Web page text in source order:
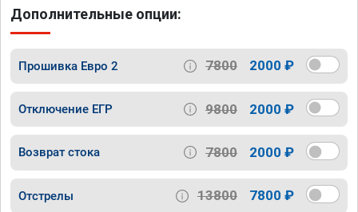
Дополнительные опции:
Прошивка Евро 2 7800 2000 ₽
Отключение ЕГР 9800 2000 ₽
Возврат стока 7800 2000 ₽
Отстрелы 13800 7800 ₽